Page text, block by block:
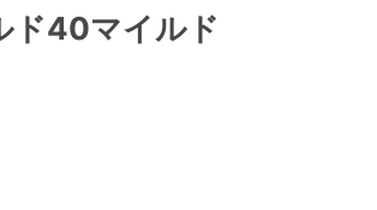
ド40マイルド